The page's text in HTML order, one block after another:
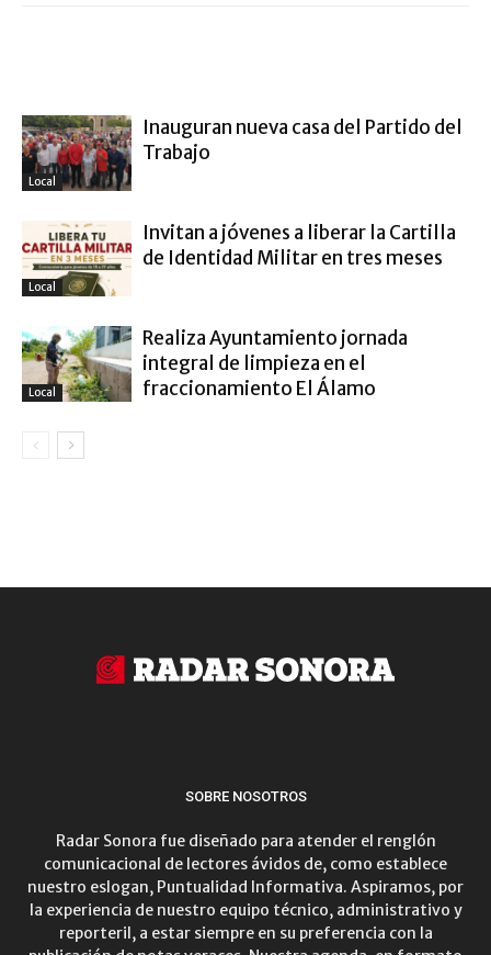
Local
Inauguran nueva casa del Partido del
Trabajo
Local
Invitan a jóvenes a liberar la Cartilla
de Identidad Militar en tres meses
Local
Realiza Ayuntamiento jornada
integral de limpieza en el
fraccionamiento El Álamo
SOBRE NOSOTROS
Radar Sonora fue diseñado para atender el renglón
comunicacional de lectores ávidos de, como establece
nuestro eslogan, Puntualidad Informativa. Aspiramos, por
la experiencia de nuestro equipo técnico, administrativo y
reporteril, a estar siempre en su preferencia con la